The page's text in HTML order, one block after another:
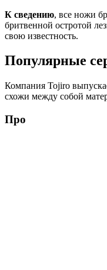
К сведению, все ножи
бритвенной остротой
свою известность.
Популярные
Компания Tojiro
схожи между собой
Про